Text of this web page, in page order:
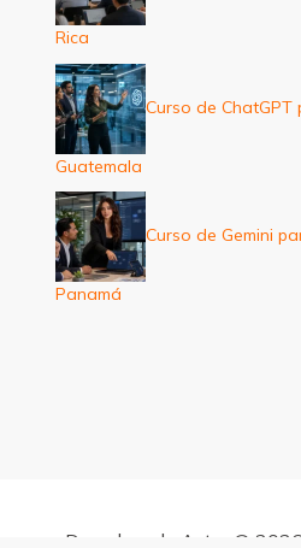
Rica
Curso de ChatGPT
Guatemala
Curso de Gemini
Panamá
Derechos de Autor © 2026